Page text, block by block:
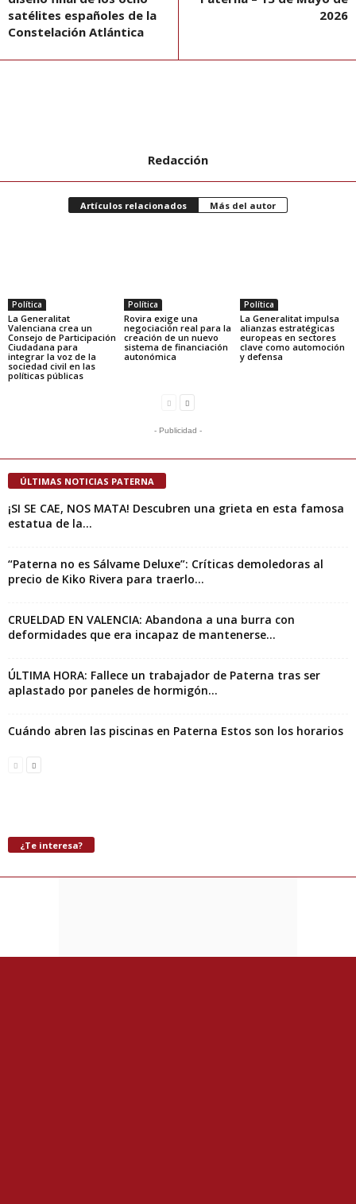
satélites españoles de la
Constelación Atlántica
2026
Redacción
Artículos relacionados Más del autor
Política
La Generalitat
Valenciana crea un
Consejo de Participación
Ciudadana para
integrar la voz de la
sociedad civil en las
políticas públicas
Política
Rovira exige una
negociación real para la
creación de un nuevo
sistema de financiación
autonómica
Política
La Generalitat impulsa
alianzas estratégicas
europeas en sectores
clave como automoción
y defensa
- Publicidad -
ÚLTIMAS NOTICIAS PATERNA
¡SI SE CAE, NOS MATA! Descubren una grieta en esta famosa
estatua de la...
“Paterna no es Sálvame Deluxe”: Críticas demoledoras al
precio de Kiko Rivera para traerlo...
CRUELDAD EN VALENCIA: Abandona a una burra con
deformidades que era incapaz de mantenerse...
ÚLTIMA HORA: Fallece un trabajador de Paterna tras ser
aplastado por paneles de hormigón...
Cuándo abren las piscinas en Paterna Estos son los horarios
¿Te interesa?